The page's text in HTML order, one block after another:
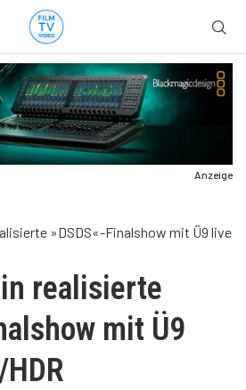
Anzeige
»DSDS«-Finalshow mit Ü9 live
realisierte
mit Ü9